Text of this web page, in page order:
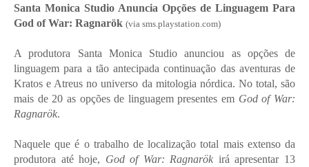
Santa Monica Studio Anuncia Opções de Linguagem Para
God of War: Ragnarök (via sms.playstation.com)
A produtora Santa Monica Studio anunciou as opções de
linguagem para a tão antecipada continuação das aventuras de
Kratos e Atreus no universo da mitologia nórdica. No total, são
mais de 20 as opções de linguagem presentes em God of War:
Ragnarök.
Naquele que é o trabalho de localização total mais extenso da
produtora até hoje, God of War: Ragnarök irá apresentar 13